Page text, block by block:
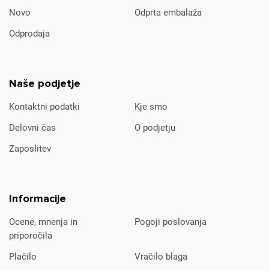
Novo
Odprta embalaža
Odprodaja
Naše podjetje
Kontaktni podatki
Kje smo
Delovni čas
O podjetju
Zaposlitev
Informacije
Ocene, mnenja in
priporočila
Pogoji poslovanja
Plačilo Vračilo blaga